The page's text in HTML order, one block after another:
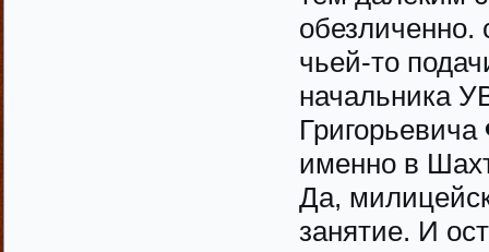
обезличенно.
чьей-то
начальника
Григорьевича
именно в
Да,
занятие. И